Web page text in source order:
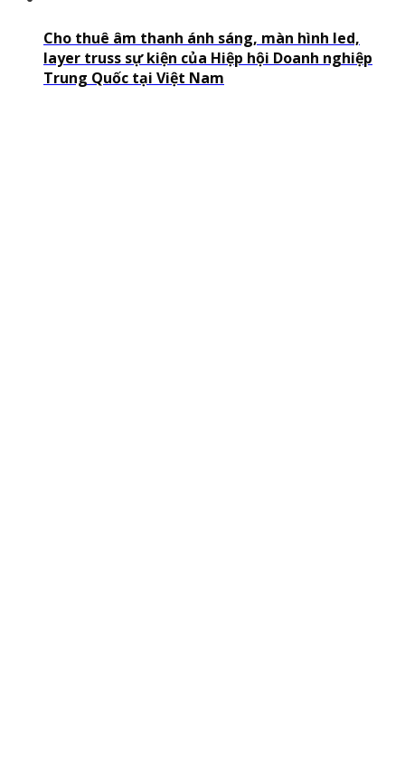
Cho thuê âm thanh ánh sáng, màn hình led,
layer truss sự kiện của Hiệp hội Doanh nghiệp
Trung Quốc tại Việt Nam